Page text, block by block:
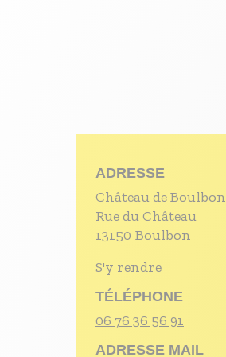
ADRESSE
Château de Boulbon
Rue du Château
13150 Boulbon
S'y rendre
TÉLÉPHONE
06 76 36 56 91
ADRESSE MAIL